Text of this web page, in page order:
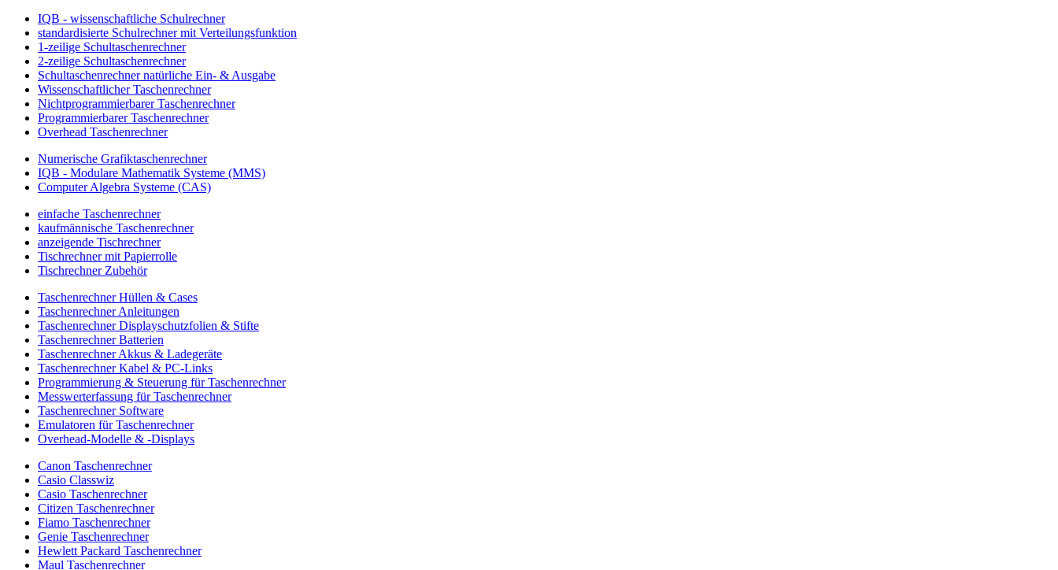
IQB - wissenschaftliche Schulrechner
standardisierte Schulrechner mit Verteilungsfunktion
1-zeilige Schultaschenrechner
2-zeilige Schultaschenrechner
Schultaschenrechner natürliche Ein- & Ausgabe
Wissenschaftlicher Taschenrechner
Nichtprogrammierbarer Taschenrechner
Programmierbarer Taschenrechner
Overhead Taschenrechner
Numerische Grafiktaschenrechner
IQB - Modulare Mathematik Systeme (MMS)
Computer Algebra Systeme (CAS)
einfache Taschenrechner
kaufmännische Taschenrechner
anzeigende Tischrechner
Tischrechner mit Papierrolle
Tischrechner Zubehör
Taschenrechner Hüllen & Cases
Taschenrechner Anleitungen
Taschenrechner Displayschutzfolien & Stifte
Taschenrechner Batterien
Taschenrechner Akkus & Ladegeräte
Taschenrechner Kabel & PC-Links
Programmierung & Steuerung für Taschenrechner
Messwerterfassung für Taschenrechner
Taschenrechner Software
Emulatoren für Taschenrechner
Overhead-Modelle & -Displays
Canon Taschenrechner
Casio Classwiz
Casio Taschenrechner
Citizen Taschenrechner
Fiamo Taschenrechner
Genie Taschenrechner
Hewlett Packard Taschenrechner
Maul Taschenrechner